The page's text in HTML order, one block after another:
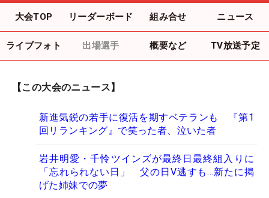
大会TOP リーダーボード 組み合せ ニュース
ライブフォト 出場選手 概要など TV放送予定
【この大会のニュース】
新進気鋭の若手に復活を期すベテランも 『第1
回リランキング』で笑った者、泣いた者
岩井明愛・千怜ツインズが最終日最終組入りに
「忘れられない日」 父の日V逃すも…新たに掲
げた姉妹での夢